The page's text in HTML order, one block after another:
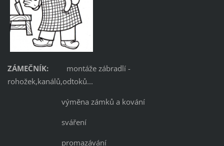
ZÁMEČNÍK:
montáže zábradlí -
rohožek,kanálů,odtoků...
výměna zámků a kování
sváření
promazávání